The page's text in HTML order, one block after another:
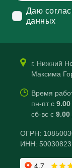
Даю
данных
г. Нижний
Максима
Время
пн-пт с 9.00
сб-вс с 9.00
ОГРН:
ИНН: